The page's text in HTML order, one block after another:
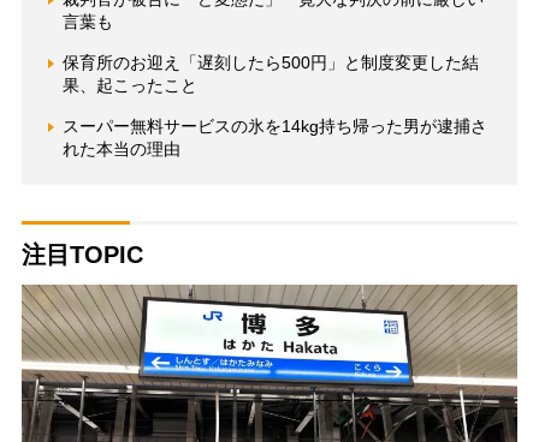
言葉も
保育所のお迎え「遅刻したら500円」と制度変更した結
果、起こったこと
スーパー無料サービスの氷を14kg持ち帰った男が逮捕さ
れた本当の理由
注目TOPIC